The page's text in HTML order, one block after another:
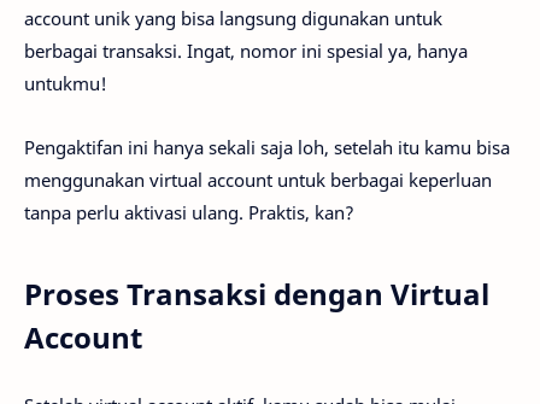
account unik yang bisa langsung digunakan untuk
berbagai transaksi. Ingat, nomor ini spesial ya, hanya
untukmu!
Pengaktifan ini hanya sekali saja loh, setelah itu kamu bisa
menggunakan virtual account untuk berbagai keperluan
tanpa perlu aktivasi ulang. Praktis, kan?
Proses Transaksi dengan Virtual
Account